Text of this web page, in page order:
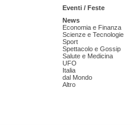
Eventi / Feste
News
Economia e Finanza
Scienze e Tecnologie
Sport
Spettacolo e Gossip
Salute e Medicina
UFO
Italia
dal Mondo
Altro